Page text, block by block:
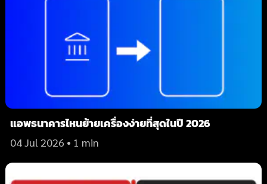
แอพธนาคารไหนย้ายเครื่องง่ายที่สุดในปี 2026
04 Jul 2026 • 1 min